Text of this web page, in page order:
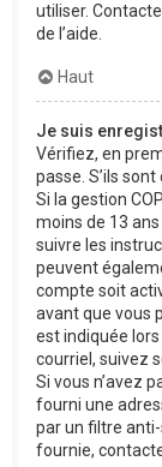
utiliser.
de l’aide.
Haut
Je suis
Vérifiez, en
passe. S’ils
Si la gestion
moins de 13
suivre les
peuvent
compte soit
avant que vous
est indiquée
courriel, suivez
Si vous n’avez
fourni une
par un filtre anti-
fournie,